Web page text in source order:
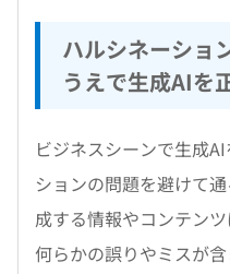
ハルシネーショ
うえで生成AIを
ビジネスシーンで生成
ションの問題を避けて
成する情報やコンテン
何らかの誤りやミスが